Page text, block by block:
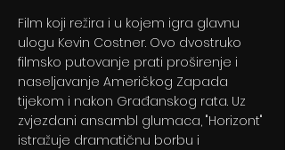
Film koji režira i u kojem igra glavnu
ulogu Kevin Costner. Ovo dvostruko
filmsko putovanje prati proširenje i
naseljavanje Američkog Zapada
tijekom i nakon Građanskog rata. Uz
zvjezdani ansambl glumaca, "Horizont"
istražuje dramatičnu borbu i